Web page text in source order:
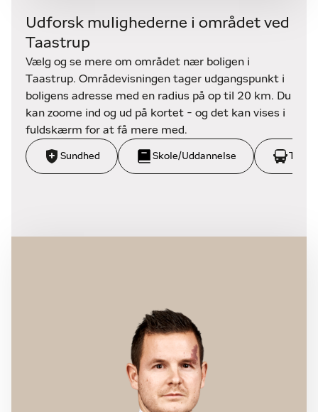
Kontakt os i dag for en personlig fremvisning.
Udforsk mulighederne i området ved
Taastrup
Vælg og se mere om området nær boligen i
Taastrup. Områdevisningen tager udgangspunkt i
boligens adresse med en radius på op til 20 km. Du
kan zoome ind og ud på kortet - og det kan vises i
fuldskærm for at få mere med.
Sundhed Skole/Uddannelse